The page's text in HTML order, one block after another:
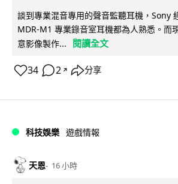
談到專業混音專用的聲音監聽耳機，Sony
MDR-M1 專業錄音室耳機都為人熟悉。而
意影像製作...
閱讀全文
34 2 ↗ 分享
科技娛樂 遊戲情報
天恩 16 小時